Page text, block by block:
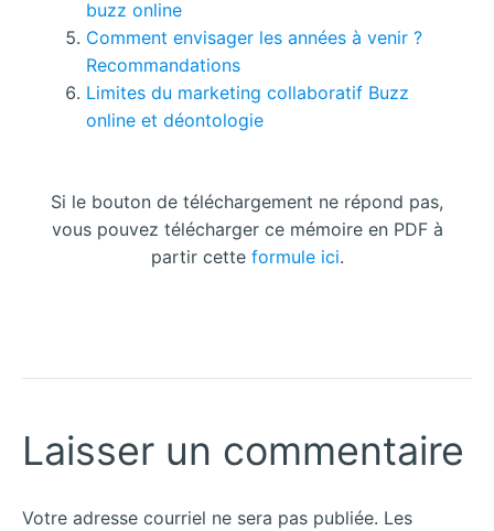
buzz online
Comment envisager les années à venir ?
Recommandations
Limites du marketing collaboratif Buzz
online et déontologie
Si le bouton de téléchargement ne répond pas,
vous pouvez télécharger ce mémoire en PDF à
partir cette formule ici.
Laisser un commentaire
Votre adresse courriel ne sera pas publiée. Les